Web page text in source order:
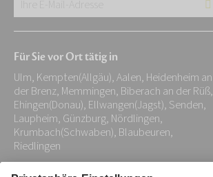
E-
Adresse:
*
Für Sie vor Ort tätig in
Ulm, Kempten(Allgäu), Aalen, Heidenheim an
der Brenz, Memmingen, Biberach an der Rüß,
Ehingen(Donau), Ellwangen(Jagst), Senden,
Laupheim, Günzburg, Nördlingen,
Krumbach(Schwaben), Blaubeuren,
Riedlingen